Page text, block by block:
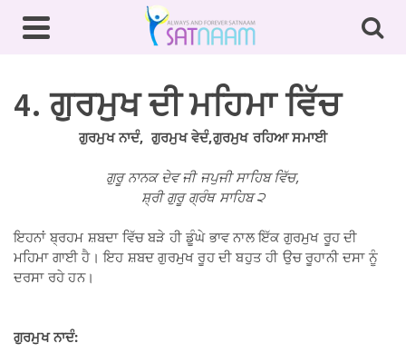
4. ਗੁਰਮੁਖ ਦੀ ਮਹਿਮਾ ਵਿੱਚ
ਗੁਰਮੁਖ ਨਾਦੰ, ਗੁਰਮੁਖ ਵੇਦੰ,ਗੁਰਮੁਖ ਰਹਿਆ ਸਮਾਈ
ਗੁਰੂ ਨਾਨਕ ਦੇਵ ਜੀ ਜਪੁਜੀ ਸਾਹਿਬ ਵਿੱਚ,
ਸ਼੍ਰੀ ਗੁਰੂ ਗ੍ਰੰਥ ਸਾਹਿਬ ੨
ਇਹਨਾਂ ਬ੍ਰਹਮ ਸ਼ਬਦਾ ਵਿੱਚ ਬੜੇ ਹੀ ਡੂੰਘੇ ਭਾਵ ਨਾਲ ਇੱਕ ਗੁਰਮੁਖ ਰੂਹ ਦੀ
ਮਹਿਮਾ ਗਾਈ ਹੈ। ਇਹ ਸ਼ਬਦ ਗੁਰਮੁਖ ਰੂਹ ਦੀ ਬਹੁਤ ਹੀ ਉਚ ਰੂਹਾਨੀ ਦਸਾ ਨੂੰ
ਦਰਸਾ ਰਹੇ ਹਨ।
ਗੁਰਮੁਖ ਨਾਦੰ: